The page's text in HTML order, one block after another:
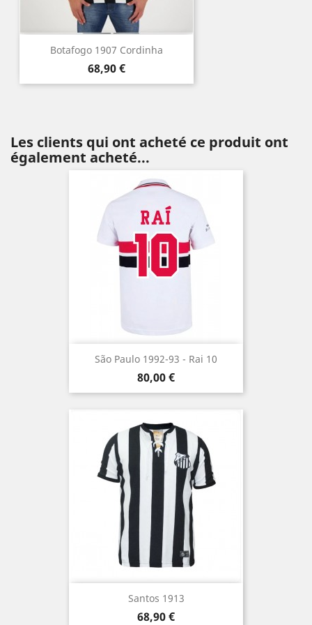
Botafogo 1907 Cordinha
Prix
68,90 €
Les clients qui ont acheté ce produit ont
également acheté...
São Paulo 1992-93 - Rai 10
Prix
80,00 €
Santos 1913
Prix
68,90 €